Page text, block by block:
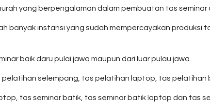
yang berpengalaman dalam pembuatan tas seminar
banyak instansi yang sudah mempercayakan produksi
baik daru pulai jawa maupun dari luar pulau jawa.
selempang, tas pelatihan laptop, tas pelatihan
tas seminar batik, tas seminar batik laptop dan tas